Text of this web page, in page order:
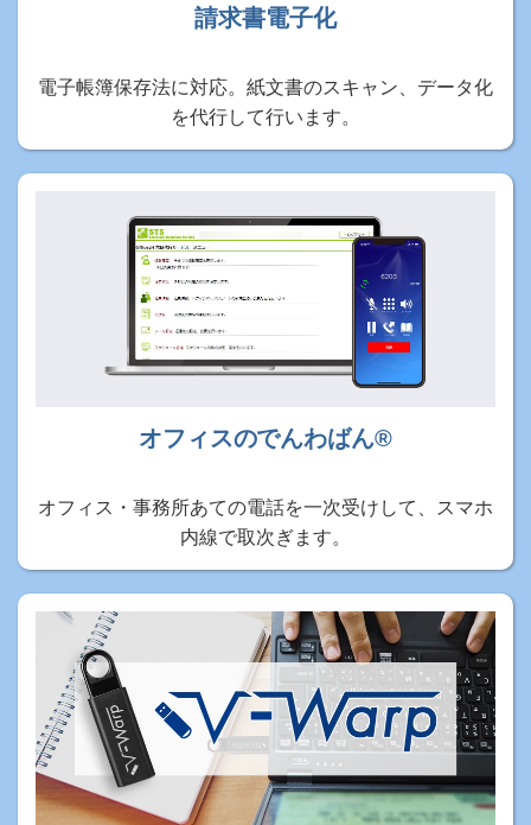
請求書電子化
電子帳簿保存法に対応。紙文書のスキャン、データ化
を代行して行います。
オフィスのでんわばん®
オフィス・事務所あての電話を一次受けして、スマホ
内線で取次ぎます。